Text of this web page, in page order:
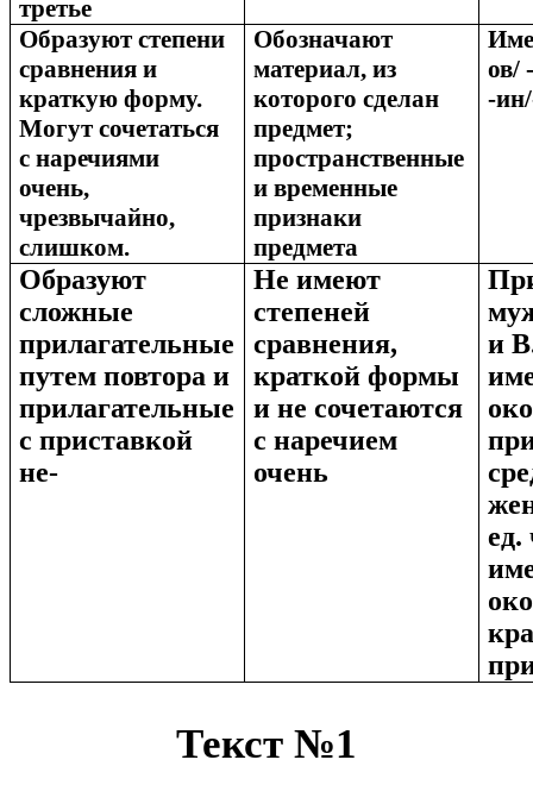
третье
Образуют степени
сравнения и
краткую форму.
Могут сочетаться
с наречиями
очень,
чрезвычайно,
слишком.
Обозначают
материал, из
которого сделан
предмет;
пространственные
и временные
признаки
предмета
ов/
-
Образуют
сложные
прилагательные
путем повтора и
прилагательные
с приставкой
не-
Не имеют
степеней
сравнения,
краткой формы
и не сочетаются
с наречием
очень
и
ед.
Текст №1